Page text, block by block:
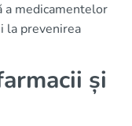
a medicamentelor
la prevenirea
și